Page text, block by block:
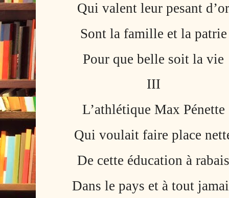
Qui valent leur pesant
Sont la famille et la patrie
Pour que belle soit la vie
III
L’athlétique Max Pénette
Qui voulait faire place
De cette éducation à
Dans le pays et à tout